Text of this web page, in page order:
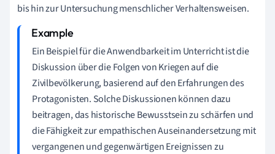
bis hin zur Untersuchung menschlicher Verhaltensweisen.
Ein Beispiel für die Anwendbarkeit im Unterricht ist die
Diskussion über die Folgen von Kriegen auf die
Zivilbevölkerung, basierend auf den Erfahrungen des
Protagonisten. Solche Diskussionen können dazu
beitragen, das historische Bewusstsein zu schärfen und
die Fähigkeit zur empathischen Auseinandersetzung mit
vergangenen und gegenwärtigen Ereignissen zu